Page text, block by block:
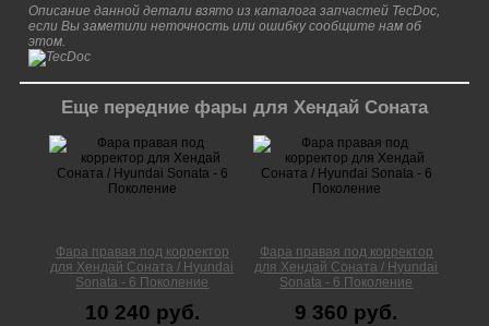
Описание данной детали взято из каталога запчастей TecDoc,
если Вы заметили неточность или ошибку сообщите нам об
этом.
Еще передние фары для Хендай Соната
Фара правая под корректор
для Хендай Соната / Hyundai
Sonata - 6 Поколение
10 240 руб.
Фара правая под корректор
для Хендай Соната / Hyundai
Sonata - 6 Поколение
9 360 руб.